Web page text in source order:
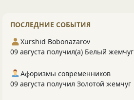
ПОСЛЕДНИЕ СОБЫТИЯ
Xurshid Bobonazarov
09 августа получил(а) Белый жемчуг
Афоризмы современников
09 августа получил Золотой жемчуг